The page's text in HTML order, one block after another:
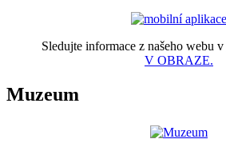
Sledujte informace z našeho webu v
V OBRAZE.
Muzeum